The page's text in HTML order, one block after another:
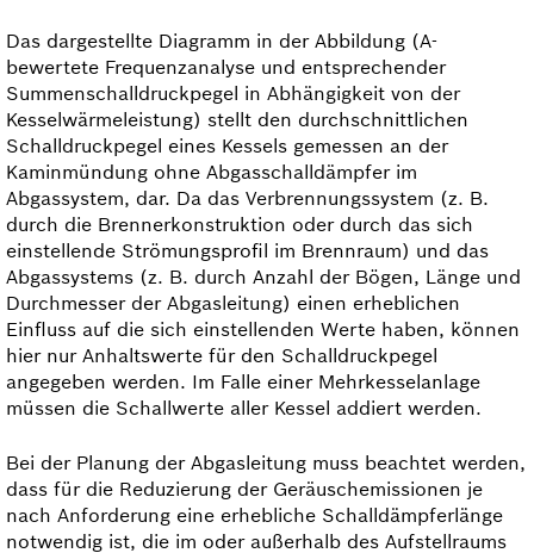
Das dargestellte Diagramm in der Abbildung (A-
bewertete Frequenzanalyse und entsprechender
Summenschall­druckpegel in Abhängigkeit von der
Kesselwärmeleistung) stellt den durchschnittlichen
Schall­druckpegel eines Kessels gemessen an der
Kaminmündung ohne Abgasschalldämpfer im
Abgassystem, dar. Da das Verbrennungs­system (z. B.
durch die Brennerkonstruktion oder durch das sich
einstellende Strömungsprofil im Brenn­raum) und das
Abgassystems (z. B. durch Anzahl der Bögen, Länge und
Durchmesser der Abgasleitung) einen erheblichen
Einfluss auf die sich einstellenden Werte haben, können
hier nur Anhaltswerte für den Schall­druckpegel
angegeben werden. Im Falle einer Mehrkessel­anlage
müssen die Schallwerte aller Kessel addiert werden.
Bei der Planung der Abgasleitung muss beachtet werden,
dass für die Reduzierung der Geräusch­emissionen je
nach Anforderung eine erhebliche Schalldämpferlänge
notwendig ist, die im oder außerhalb des Aufstellraums